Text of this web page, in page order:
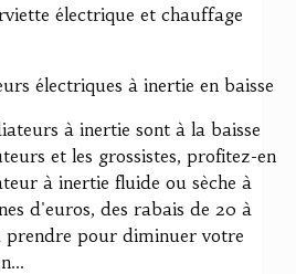
électrique et chauffage
électriques à inertie en baisse
à inertie sont à la baisse
et les grossistes, profitez-en
à inertie fluide ou sèche à
d'euros, des rabais de 20 à
prendre pour diminuer votre